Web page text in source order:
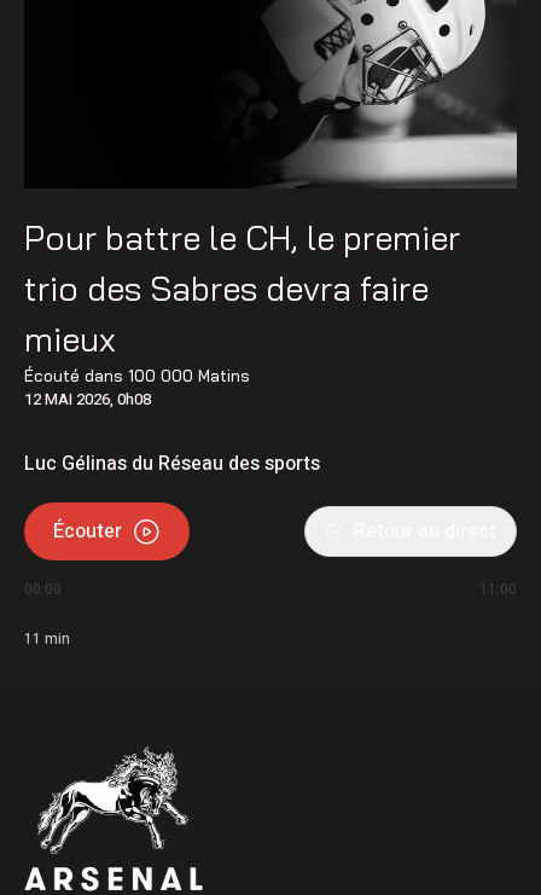
Pour battre le CH, le premier
trio des Sabres devra faire
mieux
Écouté dans 100 000 Matins
12 MAI 2026, 0h08
Luc Gélinas du Réseau des sports
Écouter
00:00 11:00
11 min